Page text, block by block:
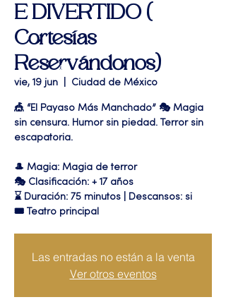
E DIVERTIDO (
Cortesías
Reservándonos)
vie, 19 jun Ciudad de México
🎪 “El Payaso Más Manchado” 🎭 Magia
sin censura. Humor sin piedad. Terror sin
escapatoria.
🎩 Magia: Magia de terror
🎭 Clasificación: + 17 años
⌛ Duración: 75 minutos | Descansos: si
🎟 Teatro principal
Las entradas no están a la venta
Ver otros eventos